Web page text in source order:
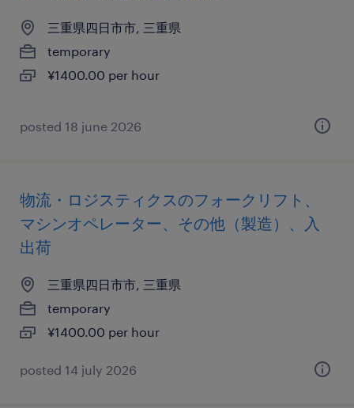
三重県四日市市, 三重県
temporary
¥1400.00 per hour
posted 18 june 2026
物流・ロジスティクスのフォークリフト、
マシンオペレーター、その他（製造）、入
出荷
三重県四日市市, 三重県
temporary
¥1400.00 per hour
posted 14 july 2026